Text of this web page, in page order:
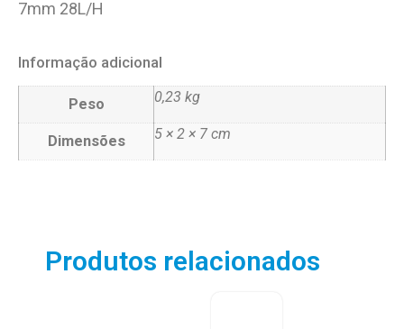
7mm 28L/H
Informação adicional
Peso 0,23 kg
Dimensões 5 × 2 × 7 cm
Produtos relacionados